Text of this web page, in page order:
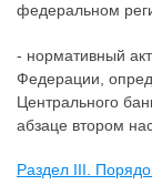
федеральном
- нормативный
Федерации,
Центрального
абзаце втором
Раздел III.